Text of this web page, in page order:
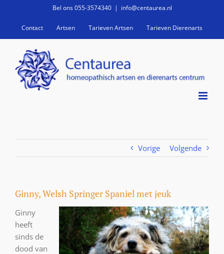
inhoud
Bel ons 055-3574340 | info@centaurea.nl
Contact Artsen Tarieven Artsen Tarieven Dierenarts
Vorige Volgende
Ginny, Welsh Springer Spaniel met jeuk
Ginny
heeft
sinds de
dood van